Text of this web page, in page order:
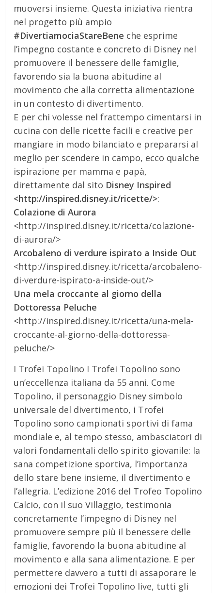
muoversi insieme. Questa iniziativa rientra
nel progetto più ampio
#DivertiamociaStareBene che esprime
l’impegno costante e concreto di Disney nel
promuovere il benessere delle famiglie,
favorendo sia la buona abitudine al
movimento che alla corretta alimentazione
in un contesto di divertimento.
E per chi volesse nel frattempo cimentarsi in
cucina con delle ricette facili e creative per
mangiare in modo bilanciato e prepararsi al
meglio per scendere in campo, ecco qualche
ispirazione per mamma e papà,
direttamente dal sito Disney Inspired
<http://inspired.disney.it/ricette/>:
Colazione di Aurora
<http://inspired.disney.it/ricetta/colazione-
di-aurora/>
Arcobaleno di verdure ispirato a Inside Out
<http://inspired.disney.it/ricetta/arcobaleno-
di-verdure-ispirato-a-inside-out/>
Una mela croccante al giorno della
Dottoressa Peluche
<http://inspired.disney.it/ricetta/una-mela-
croccante-al-giorno-della-dottoressa-
peluche/>
I Trofei Topolino I Trofei Topolino sono
un’eccellenza italiana da 55 anni. Come
Topolino, il personaggio Disney simbolo
universale del divertimento, i Trofei
Topolino sono campionati sportivi di fama
mondiale e, al tempo stesso, ambasciatori di
valori fondamentali dello spirito giovanile: la
sana competizione sportiva, l’importanza
dello stare bene insieme, il divertimento e
l’allegria. L’edizione 2016 del Trofeo Topolino
Calcio, con il suo Villaggio, testimonia
concretamente l’impegno di Disney nel
promuovere sempre più il benessere delle
famiglie, favorendo la buona abitudine al
movimento e alla sana alimentazione. E per
permettere davvero a tutti di assaporare le
emozioni dei ‪Trofei Topolino live, tutti gli